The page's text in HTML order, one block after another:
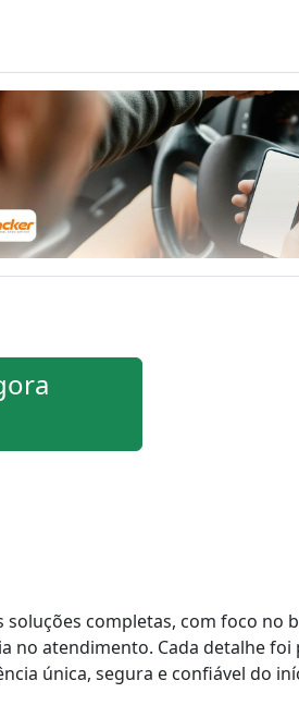
soluções completas, com foco no
no atendimento. Cada detalhe
única, segura e confiável do